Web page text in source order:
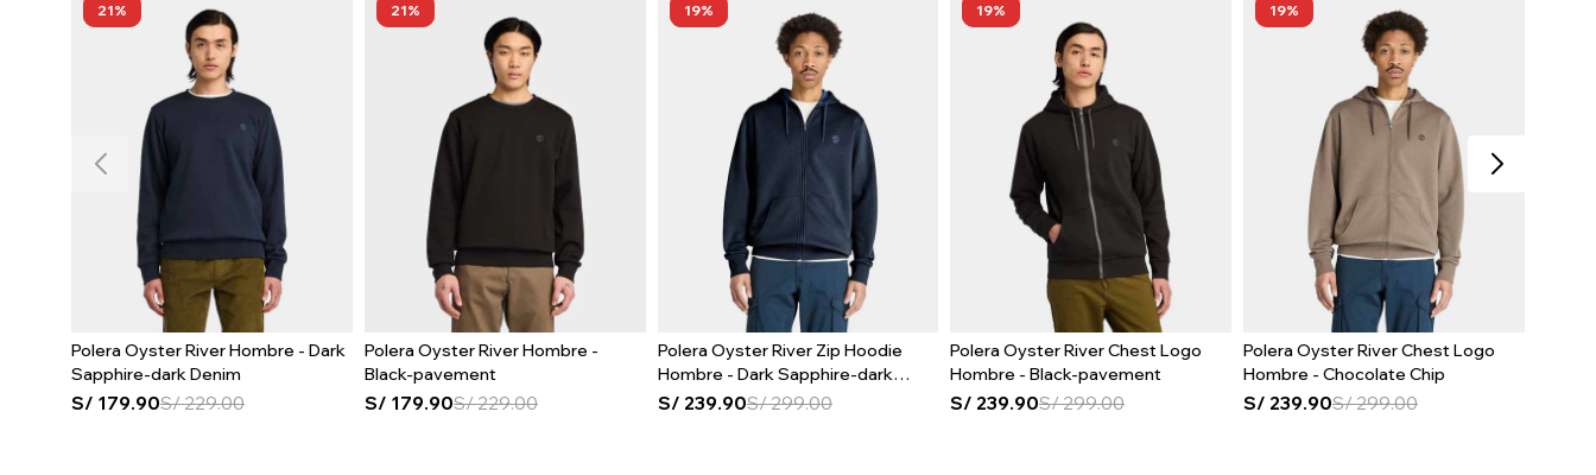
21
Polera Oyster River Hombre - Dark
Sapphire-dark Denim
S/ 179.90S/229.00
21
Polera Oyster River Hombre -
Black-pavement
S/ 179.90S/229.00
19
Polera Oyster River Zip Hoodie
Hombre - Dark Sapphire-dark
Denim
S/ 239.90S/299.00
19
Polera Oyster River Chest Logo
Hombre - Black-pavement
S/ 239.90S/299.00
19
Polera Oyster River Chest Logo
Hombre - Chocolate Chip
S/ 239.90S/299.00